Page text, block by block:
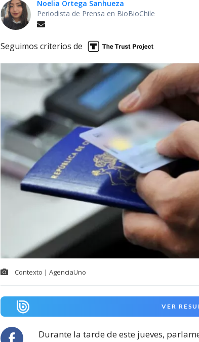
Noelia Ortega Sanhueza
Periodista de Prensa en BioBioChile
Seguimos criterios de
Contexto | AgenciaUno
VER
Durante la tarde de este jueves,